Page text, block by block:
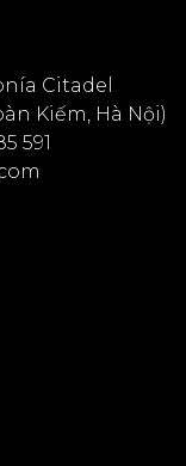
Citadel
Kiếm, Hà Nội)
591